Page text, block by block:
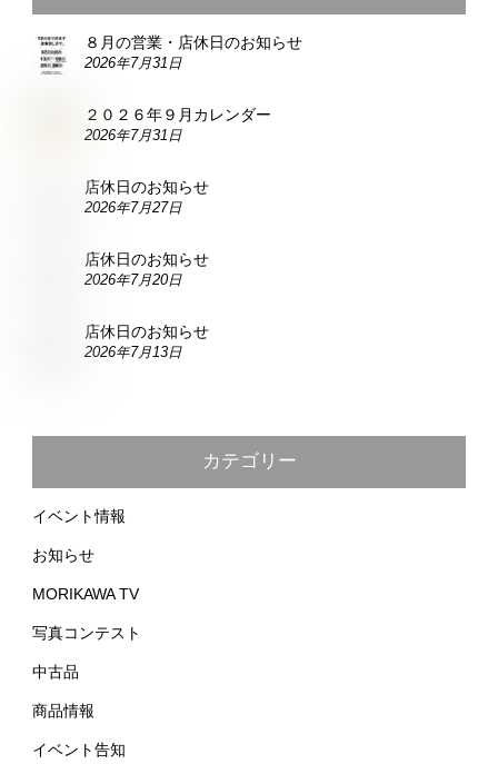
８月の営業・店休日のお知らせ
2026年7月31日
２０２６年９月カレンダー
2026年7月31日
店休日のお知らせ
2026年7月27日
店休日のお知らせ
2026年7月20日
店休日のお知らせ
2026年7月13日
カテゴリー
イベント情報
お知らせ
MORIKAWA TV
写真コンテスト
中古品
商品情報
イベント告知